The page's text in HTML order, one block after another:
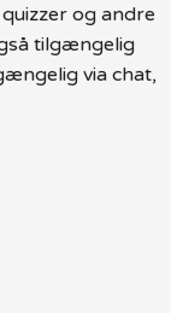
og andre
tilgængelig
via chat,